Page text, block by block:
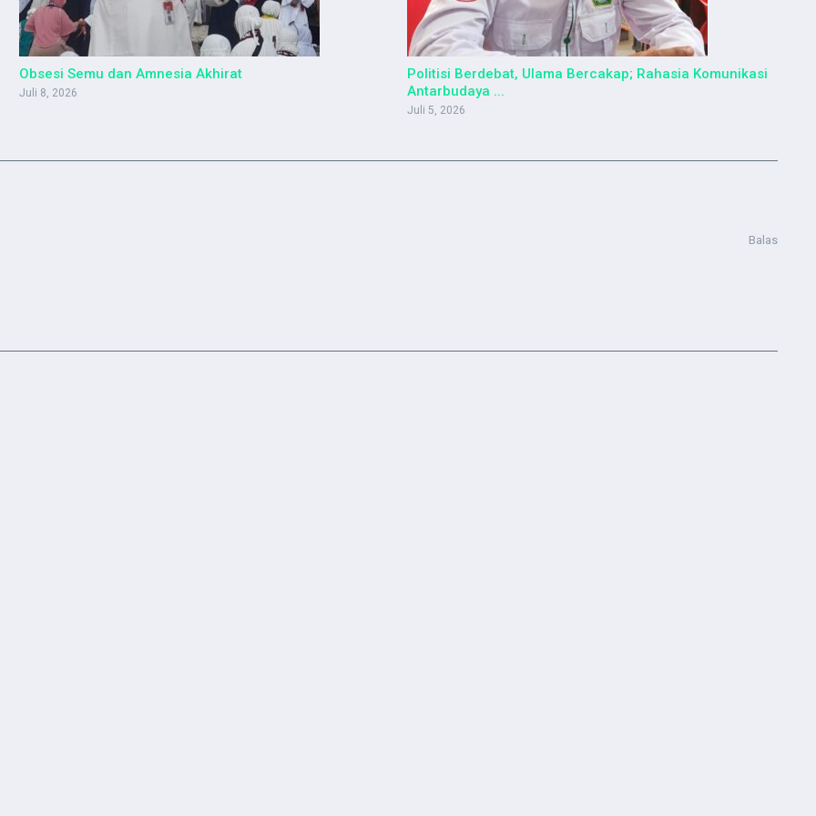
Obsesi Semu dan Amnesia Akhirat
Juli 8, 2026
Politisi Berdebat, Ulama Bercakap; Rahasia Komunikasi
Antarbudaya ...
Juli 5, 2026
Balas